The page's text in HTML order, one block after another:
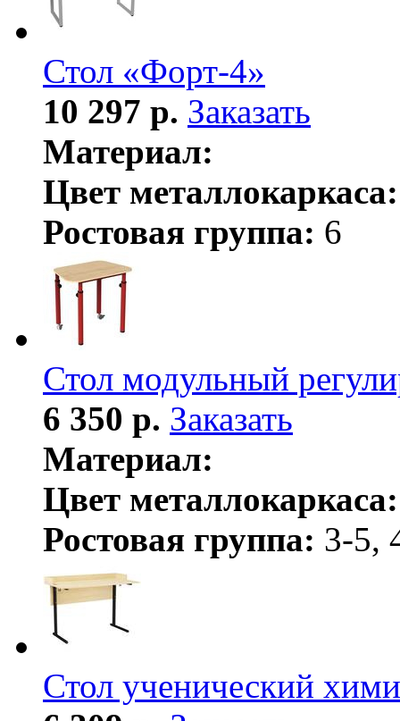
Стол «Форт-4»
10 297 р. Заказать
Материал:
Цвет металлокаркаса:
Ростовая группа: 6
Стол модульный
6 350 р. Заказать
Материал:
Цвет металлокаркаса:
Ростовая группа: 3-5,
Стол ученический